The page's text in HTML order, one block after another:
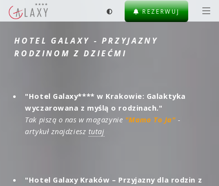
REZERWUJ
HOTEL GALAXY - PRZYJAZNY
RODZINOM Z DZIEĆMI
"Hotel Galaxy**** w Krakowie: Galaktyka
wyczarowana z myślą o rodzinach."
Tak piszą o nas w magazynie "Mamo To Ja" -
artykuł znajdziesz tutaj
"Hotel Galaxy Kraków – Przyjazny dla rodzin z